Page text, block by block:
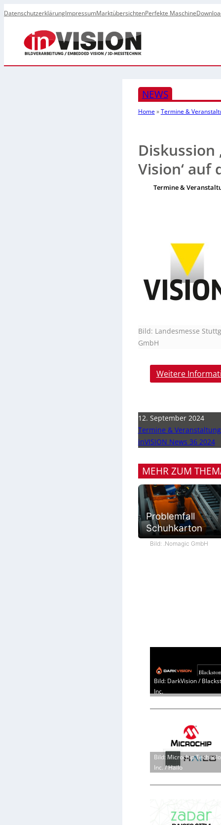
DatenschutzerklärungImpressumMarktübersichtenPerfekte Maschine
NEWS
Home»Termine &
Diskussion
Vision‘ auf
Termine &
Bild: Landesmesse
GmbH
Weitere
12. September 2024
Termine &
inVISION News 36 2024
MEHR ZUM
Problemfall
Schuhkarton
Bild: .Nomagic GmbH
Bild: DarkVision /
Inc.
Bild: Microchip
Inc. / Hailo